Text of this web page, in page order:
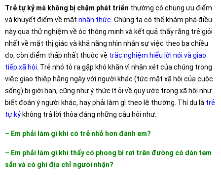
Trẻ tự kỷ mà không bị chậm phát triển thường có chung ưu điểm
và khuyết điểm về mặt nhận thức . Chúng ta có thể khám phá điều
này qua thử nghiệm về óc thông minh và kết quả thấy rằng trẻ giỏi
nhất về mặt thị giác và khả năng nhìn nhận sự việc theo ba chiều
đo, còn điểm thấp nhất thuộc về trắc nghiệm hiểu lời nói và giao
tiếp xã hội . Trẻ nhỏ tỏ ra gặp khó khăn vì nhận xét của chúng trong
việc giao thiệp hằng ngày với người khác (tức mặt xã hội của cuộc
sống) bị giới hạn, cũng như ý thức ít ỏi về quy ước trong xã hội như
biết đoán ý người khác, hay phải làm gì theo lệ thường. Thí dụ là trẻ
tự kỷ không trả lời thỏa đáng những câu hỏi như:
– Em phải làm gì khi có trẻ nhỏ hơn đánh em?
– Em phải làm gì khi thấy có phong bì rơi trên đường có dán tem
sẵn và có ghi địa chỉ người nhận?